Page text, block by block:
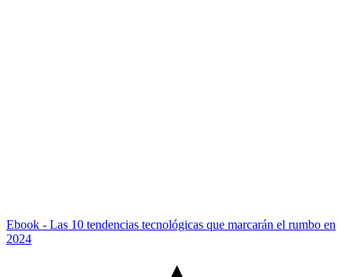
Ebook - Las 10 tendencias tecnológicas que marcarán el rumbo en
2024